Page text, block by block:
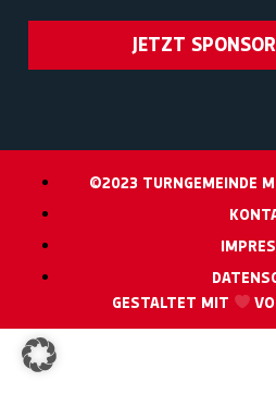
JETZT
©2023 TURNGEMEINDE
GESTALTET MIT